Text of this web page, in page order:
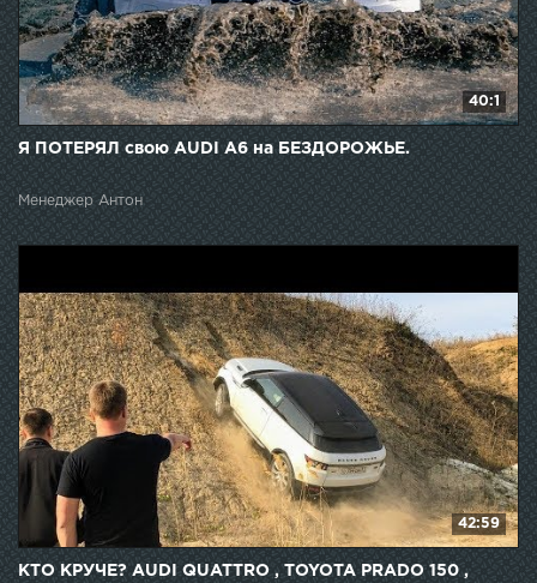
40:1
Я ПОТЕРЯЛ свою AUDI A6 на БЕЗДОРОЖЬЕ.
Менеджер Антон
42:59
КТО КРУЧЕ? AUDI QUATTRO , TOYOTA PRADO 150 ,